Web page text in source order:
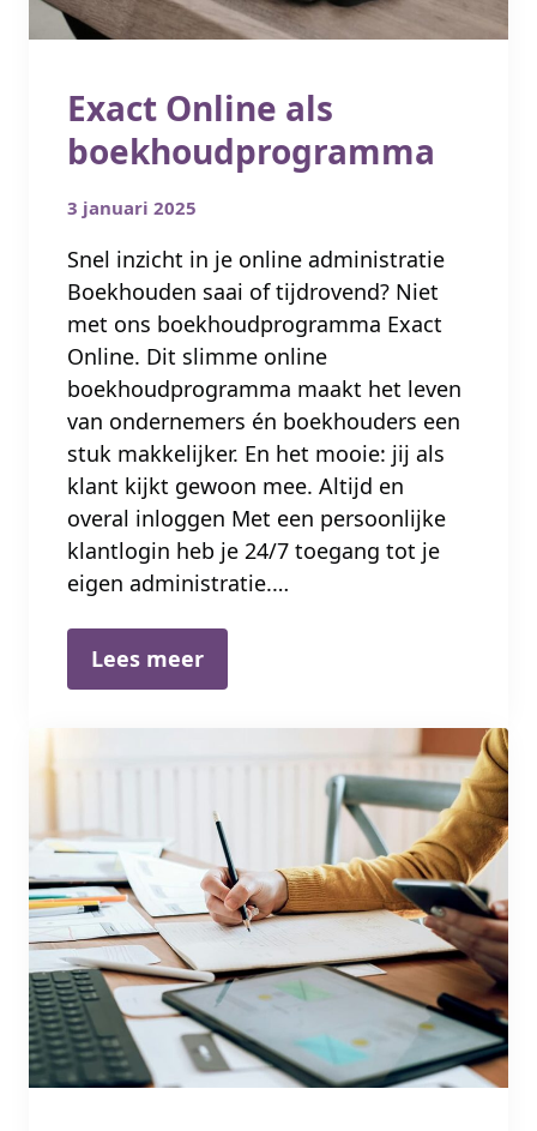
Exact Online als
boekhoudprogramma
3 januari 2025
Snel inzicht in je online administratie
Boekhouden saai of tijdrovend? Niet
met ons boekhoudprogramma Exact
Online. Dit slimme online
boekhoudprogramma maakt het leven
van ondernemers én boekhouders een
stuk makkelijker. En het mooie: jij als
klant kijkt gewoon mee. Altijd en
overal inloggen Met een persoonlijke
klantlogin heb je 24/7 toegang tot je
eigen administratie.…
Lees meer